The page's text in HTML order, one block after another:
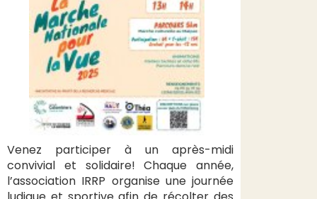
Venez participer à un après-midi
convivial et solidaire! Chaque année,
l’association IRRP organise une journée